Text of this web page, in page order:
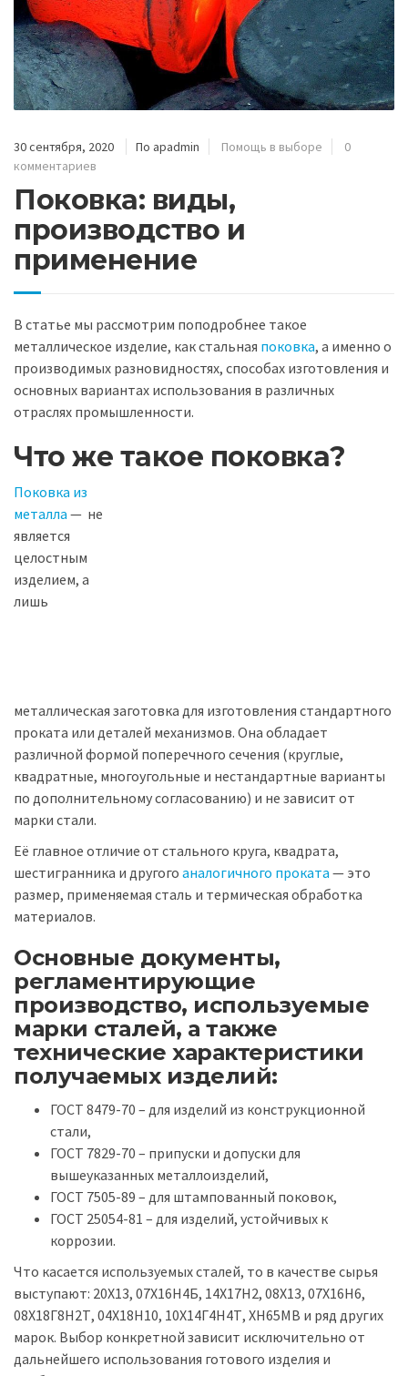
30 сентября, 2020 По apadmin Помощь в выборе
0
комментариев
Поковка: виды,
производство и
применение
В статье мы рассмотрим поподробнее такое
металлическое изделие, как стальная поковка, а именно о
производимых разновидностях, способах изготовления и
основных вариантах использования в различных
отраслях промышленности.
Что же такое поковка?
Поковка из
металла — не
является
целостным
изделием, а
лишь
металлическая заготовка для изготовления стандартного
проката или деталей механизмов. Она обладает
различной формой поперечного сечения (круглые,
квадратные, многоугольные и нестандартные варианты
по дополнительному согласованию) и не зависит от
марки стали.
Её главное отличие от стального круга, квадрата,
шестигранника и другого аналогичного проката — это
размер, применяемая сталь и термическая обработка
материалов.
Основные документы,
регламентирующие
производство, используемые
марки сталей, а также
технические характеристики
получаемых изделий:
ГОСТ 8479-70 – для изделий из конструкционной
стали,
ГОСТ 7829-70 – припуски и допуски для
вышеуказанных металлоизделий,
ГОСТ 7505-89 – для штампованный поковок,
ГОСТ 25054-81 – для изделий, устойчивых к
коррозии.
Что касается используемых сталей, то в качестве сырья
выступают: 20X13, 07Х16Н4Б, 14Х17Н2, 08X13, 07Х16Н6,
08Х18Г8Н2Т, 04Х18Н10, 10Х14Г4Н4Т, ХН65МВ и ряд других
марок. Выбор конкретной зависит исключительно от
дальнейшего использования готового изделия и